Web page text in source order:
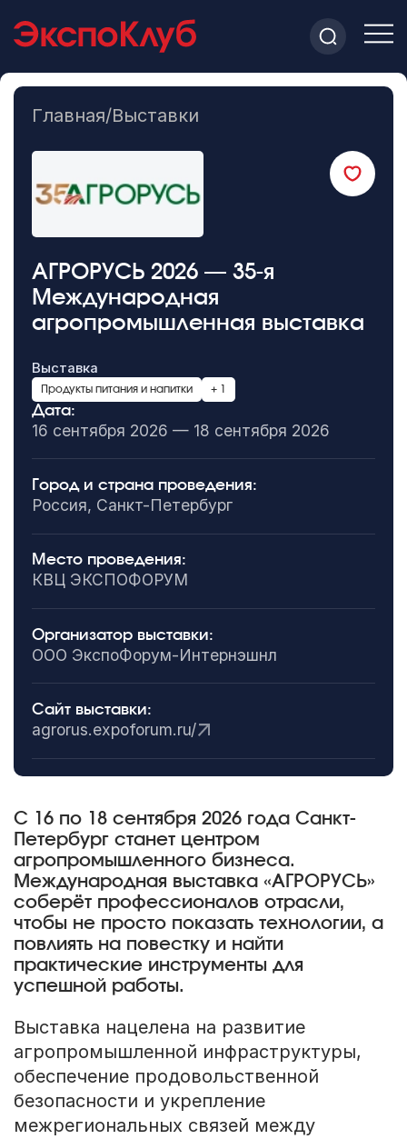
Главная/Выставки
АГРОРУСЬ 2026 — 35-я
Международная
агропромышленная выставка
Выставка
Продукты питания и напитки + 1
Дата:
16 сентября 2026 — 18 сентября 2026
Город и страна проведения:
Россия, Санкт-Петербург
Место проведения:
КВЦ ЭКСПОФОРУМ
Организатор выставки:
ООО ЭкспоФорум-Интернэшнл
Сайт выставки:
agrorus.expoforum.ru/
С 16 по 18 сентября 2026 года Санкт-
Петербург станет центром
агропромышленного бизнеса.
Международная выставка «АГРОРУСЬ»
соберёт профессионалов отрасли,
чтобы не просто показать технологии, а
повлиять на повестку и найти
практические инструменты для
успешной работы.
Выставка нацелена на развитие
агропромышленной инфраструктуры,
обеспечение продовольственной
безопасности и укрепление
межрегиональных связей между